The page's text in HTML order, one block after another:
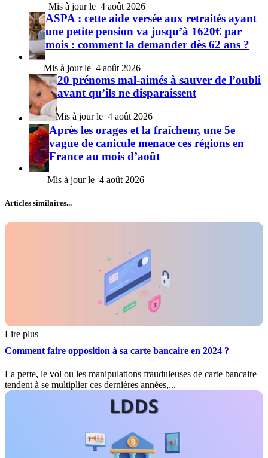
4 août 2026
ASPA : cette aide versée aux retraités ayant
une petite pension va jusqu’à 1620€ par
mois : comment la demander dès 62 ans ?
4 août 2026
20 prénoms mal-aimés à sauver de l’oubli
avant qu’ils ne disparaissent
4 août 2026
Après les orages et la fraîcheur, une 5e
vague de canicule menace ces régions en
France au mois d’août
4 août 2026
Articles similaires...
Lire plus
Comment faire opposition à sa carte bancaire en 2024 ?
La perte, le vol ou les manipulations frauduleuses de carte bancaire
tendent à se multiplier ces dernières années,...